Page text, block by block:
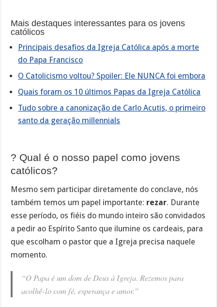
Mais destaques interessantes para os jovens
católicos
Principais desafios da Igreja Católica após a morte
do Papa Francisco
O Catolicismo voltou? Spoiler: Ele NUNCA foi embora
Quais foram os 10 últimos Papas da Igreja Católica
Tudo sobre a canonização de Carlo Acutis, o primeiro
santo da geração millennials
? Qual é o nosso papel como jovens
católicos?
Mesmo sem participar diretamente do conclave, nós
também temos um papel importante: rezar. Durante
esse período, os fiéis do mundo inteiro são convidados
a pedir ao Espírito Santo que ilumine os cardeais, para
que escolham o pastor que a Igreja precisa naquele
momento.
“O Papa é um dom de Deus à Igreja. Rezemos para
acolhê-lo com fé, esperança e amor.”